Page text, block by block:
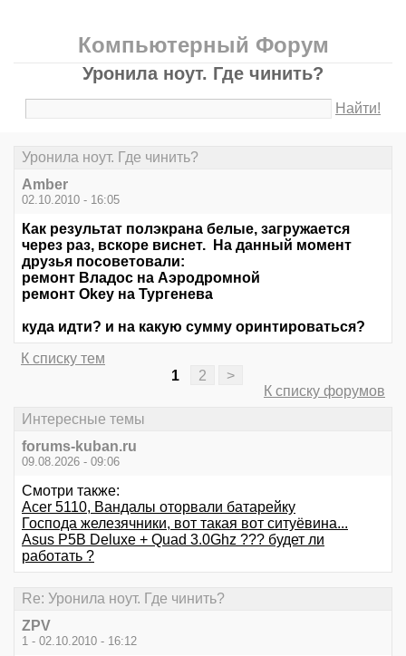
Компьютерный Форум
Уронила ноут. Где чинить?
Найти!
Уронила ноут. Где чинить?
Amber
02.10.2010 - 16:05
Как результат полэкрана белые, загружается
через раз, вскоре виснет. На данный момент
друзья посоветовали:
ремонт Владос на Аэродромной
ремонт Okey на Тургенева
куда идти? и на какую сумму оринтироваться?
К списку тем
1
2
>
К списку форумов
Интересные темы
forums-kuban.ru
09.08.2026 - 09:06
Смотри также:
Acer 5110, Вандалы оторвали батарейку
Господа железячники, вот такая вот ситуёвина...
Asus P5B Deluxe + Quad 3.0Ghz ??? будет ли
работать ?
Re: Уронила ноут. Где чинить?
ZPV
1 - 02.10.2010 - 16:12